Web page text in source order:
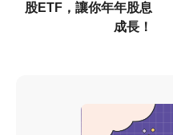
股ETF，讓你年年股息
成長！